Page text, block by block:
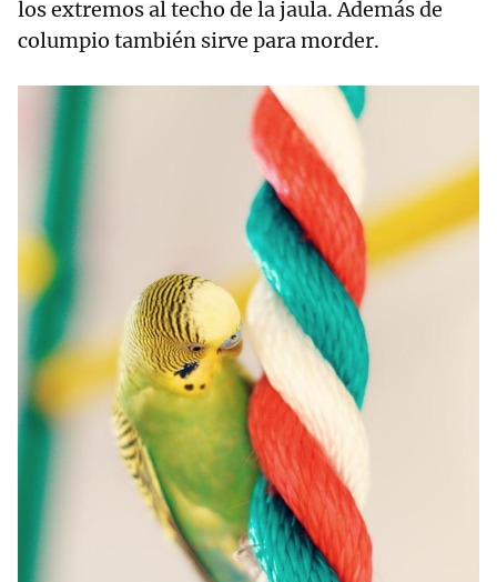
los extremos al techo de la jaula. Además de
columpio también sirve para morder.